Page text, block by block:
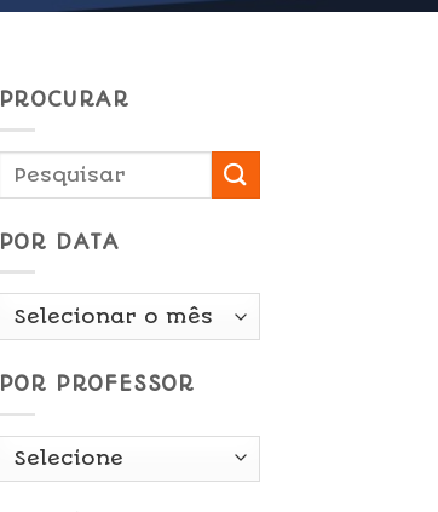
PROCURAR
POR DATA
Por
POR PROFESSOR